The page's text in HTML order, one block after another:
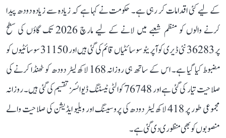
کے لیے کئی اقدامات کر رہی ہے۔ حکومت نے کہا ہے کہ زیادہ سے زیادہ دودھ پیدا
کرنے والوں کو منظم شعبے میں لانے کے لیے مارچ 2026 تک گاؤں کی سطح
پر 36283 نئی ڈیری کوآپریٹو سوسائٹیاں قائم کی گئی ہیں اور 31150 سوسائٹیوں کو
مضبوط کیا گیا ہے۔ اس کے ساتھ ہی روزانہ 168 لاکھ لیٹر دودھ کو ٹھنڈا کرنے کی
صلاحیت تیار کی گئی ہے اور 76748 کوالٹی ٹیسٹنگ ڈیوائسز تقسیم کی گئی ہیں۔ روزانہ
مجموعی طور پر 418 لاکھ لیٹر دودھ کی پروسیسنگ اور ویلیو ایڈیشن کی صلاحیت والے
منصوبوں کو بھی منظوری دی گئی ہے۔